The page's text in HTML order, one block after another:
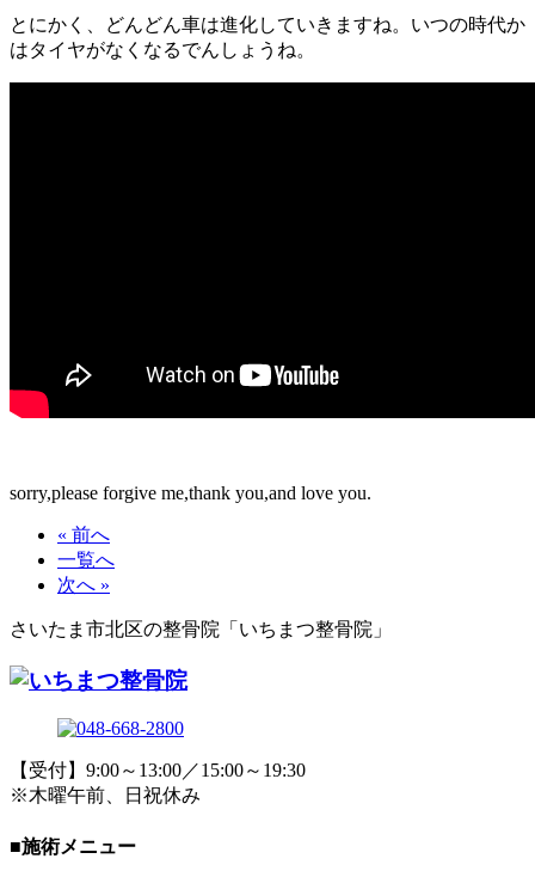
とにかく、どんどん車は進化していきますね。いつの時代か
はタイヤがなくなるでんしょうね。
sorry,please forgive me,thank you,and love you.
« 前へ
一覧へ
次へ »
さいたま市北区の整骨院「いちまつ整骨院」
【受付】9:00～13:00／15:00～19:30
※木曜午前、日祝休み
■施術メニュー